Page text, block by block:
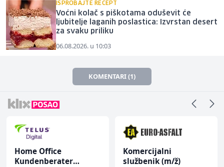
ISPROBAJTE RECEPT
Voćni kolač s piškotama oduševit će
ljubitelje laganih poslastica: Izvrstan desert
za svaku priliku
06.08.2026. u 10:03
KOMENTARI (1)
Home Office
Kundenberater
Komercijalni
službenik (m/ž)